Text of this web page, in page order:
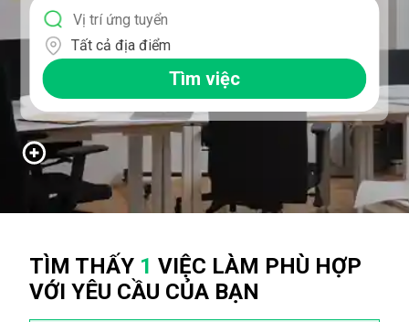
Tất cả địa điểm
Tìm việc
TÌM THẤY 1 VIỆC LÀM PHÙ HỢP
VỚI YÊU CẦU CỦA BẠN